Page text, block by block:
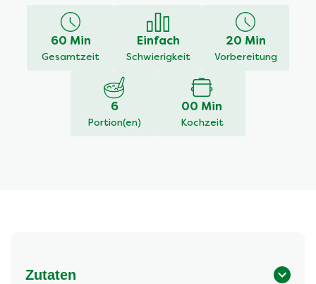
recipe
60 Min
Gesamtzeit
Einfach
Schwierigkeit
20 Min
Vorbereitung
6
Portion(en)
00 Min
Kochzeit
Zutaten